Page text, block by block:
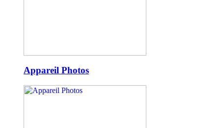
Appareil Photos